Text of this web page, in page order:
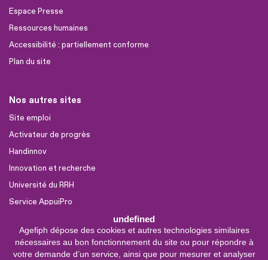
undefined
Agefiph dépose des cookies et autres technologies similaires
nécessaires au bon fonctionnement du site ou pour répondre à
votre demande d’un service, ainsi que pour mesurer et analyser
Espace Presse
Ressources humaines
Accessibilité : partiellement conforme
Plan du site
Nos autres sites
Site emploi
Activateur de progrès
Handinnov
Innovation et recherche
Université du RRH
Service AppuiPro
Nous suivre
Youtube